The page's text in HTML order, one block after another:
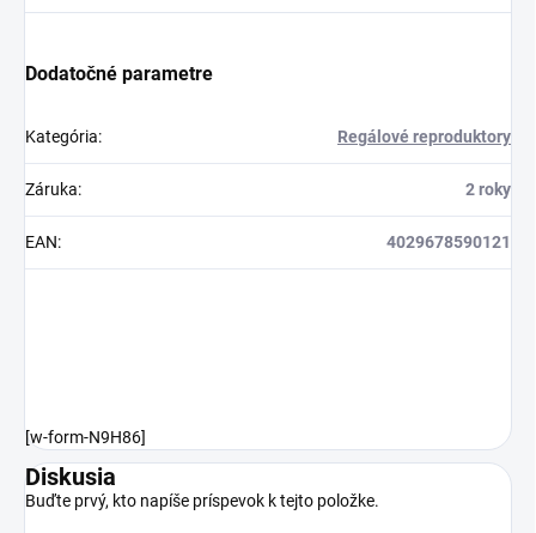
Dodatočné parametre
Kategória: Regálové reproduktory
Záruka: 2 roky
EAN: 4029678590121
[w-form-N9H86]
Diskusia
Buďte prvý, kto napíše príspevok k tejto položke.